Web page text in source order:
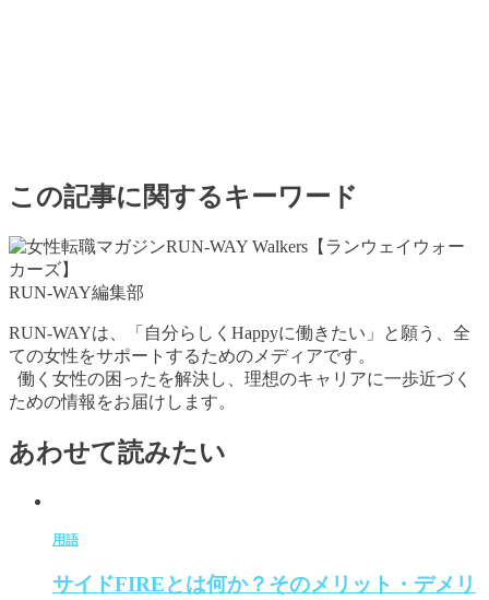
この記事に関するキーワード
RUN-WAY編集部
RUN-WAYは、「自分らしくHappyに働きたい」と願う、全
ての女性をサポートするためのメディアです。
働く女性の困ったを解決し、理想のキャリアに一歩近づく
ための情報をお届けします。
あわせて読みたい
用語
サイドFIREとは何か？そのメリット・デメリ